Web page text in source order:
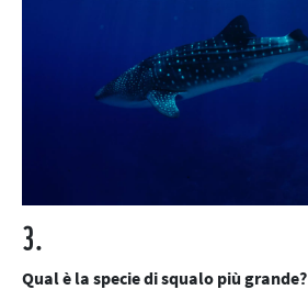
3.
Qual è la specie di squalo più grande?